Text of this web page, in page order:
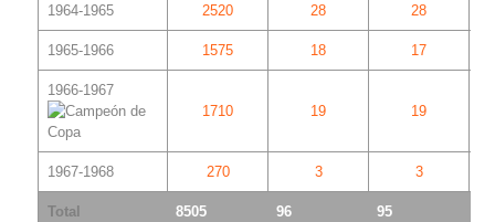
1964-1965 2520 28 28
1965-1966 1575 18 17
1966-1967
1710
19 19
1967-1968 270 3 3
Total 8505 96 95